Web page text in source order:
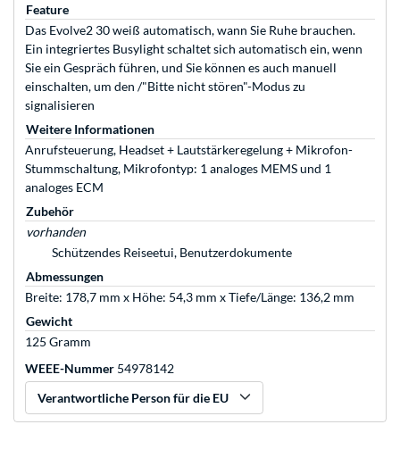
Feature
Das Evolve2 30 weiß automatisch, wann Sie Ruhe brauchen.
Ein integriertes Busylight schaltet sich automatisch ein, wenn
Sie ein Gespräch führen, und Sie können es auch manuell
einschalten, um den /"Bitte nicht stören"-Modus zu
signalisieren
Weitere Informationen
Anrufsteuerung, Headset + Lautstärkeregelung + Mikrofon-
Stummschaltung, Mikrofontyp: 1 analoges MEMS und 1
analoges ECM
Zubehör
vorhanden
Schützendes Reiseetui, Benutzerdokumente
Abmessungen
Breite: 178,7 mm x Höhe: 54,3 mm x Tiefe/Länge: 136,2 mm
Gewicht
125 Gramm
WEEE-Nummer 54978142
Verantwortliche Person für die EU